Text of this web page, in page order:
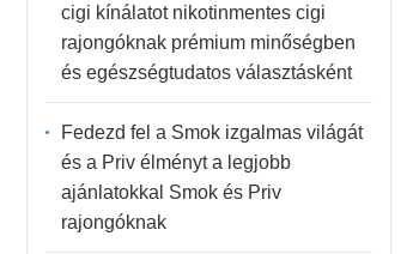
cigi kínálatot nikotinmentes cigi
rajongóknak prémium minőségben
és egészségtudatos választásként
Fedezd fel a Smok izgalmas világát
és a Priv élményt a legjobb
ajánlatokkal Smok és Priv
rajongóknak